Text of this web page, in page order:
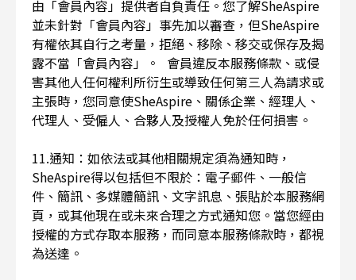
由「會員內容」提供者自負責任。您了解SheAspire
並未針對「會員內容」事先加以審查，但SheAspire
有權依其自行之考量，拒絕、移除、移交或保存及揭
露不當「會員內容」。 會員違反本服務條款、或侵
害其他人任何權利所衍生或導致任何第三人為請求或
主張時，您同意使SheAspire、關係企業、經理人、
代理人、受僱人、合夥人及授權人免於任何損害。
11.通知：如依法或其他相關規定須為通知時，
SheAspire得以包括但不限於：電子郵件、一般信
件、簡訊、多媒體簡訊、文字訊息、張貼於本服務網
頁，或其他現在或未來合理之方式通知您。當您經由
授權的方式存取本服務，而同意本服務條款時，都視
為送達。